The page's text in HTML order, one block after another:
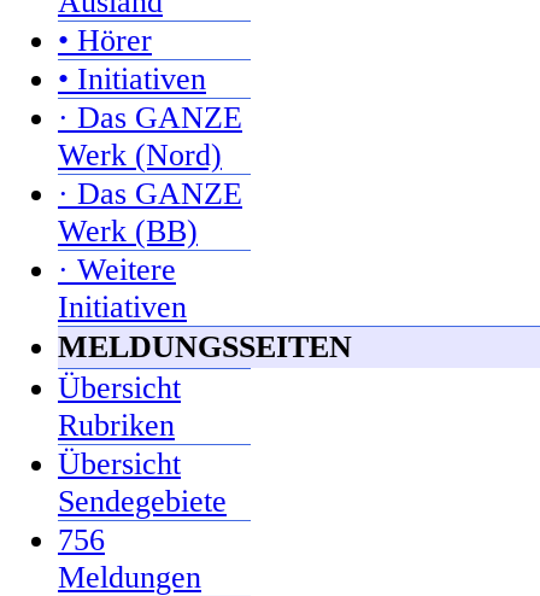
• Hörer
• Initiativen
· Das GANZE
Werk (Nord)
· Das GANZE
Werk (BB)
· Weitere
Initiativen
MELDUNGSSEITEN
Übersicht
Rubriken
Übersicht
Sendegebiete
756
Meldungen